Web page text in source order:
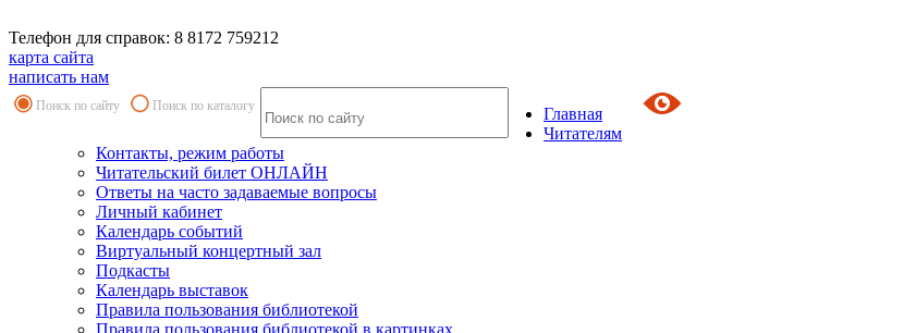
Телефон для справок: 8 8172 759212
карта сайта
написать нам
Поиск по сайту Поиск по каталогу
Главная
Читателям
Контакты, режим работы
Читательский билет ОНЛАЙН
Ответы на часто задаваемые вопросы
Личный кабинет
Календарь событий
Виртуальный концертный зал
Подкасты
Календарь выставок
Правила пользования библиотекой
Правила пользования библиотекой в картинках